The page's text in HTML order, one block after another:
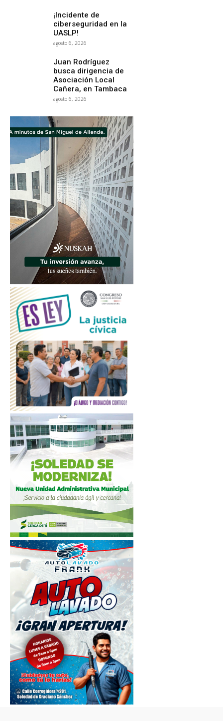
¡Incidente de
ciberseguridad en la
UASLP!
agosto 6, 2026
Juan Rodríguez
busca dirigencia de
Asociación Local
Cañera, en Tambaca
agosto 6, 2026